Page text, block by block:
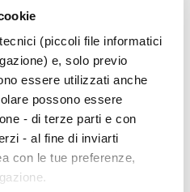
(piccoli file informatici
e, solo previo
essere utilizzati anche
possono essere
- di terze parti e con
- al fine di inviarti
con le tue preferenze,
Mariarosaria Barbera – che
la storia e la cultura sia stato
momento nel quale molte